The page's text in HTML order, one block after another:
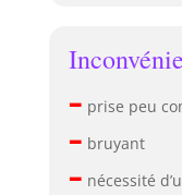
– prise peu
– bruyant
– nécessité